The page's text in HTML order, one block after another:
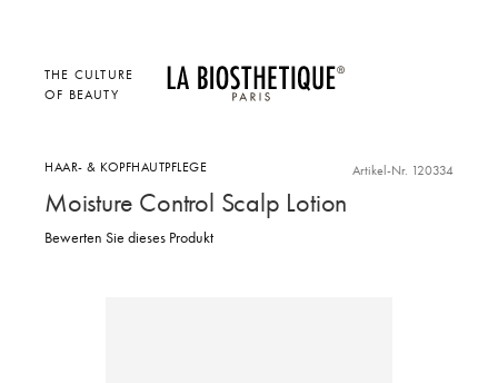
THE CULTURE
OF BEAUTY
HAAR- & KOPFHAUTPFLEGE Artikel-Nr. 120334
Moisture Control Scalp Lotion
Bewerten Sie dieses Produkt